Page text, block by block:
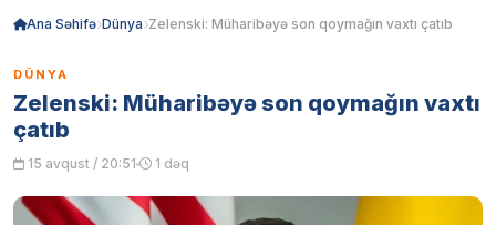
Ana Səhifə Dünya Zelenski: Müharibəyə son qoymağın vaxtı çatıb
DÜNYA
Zelenski: Müharibəyə son qoymağın vaxtı
çatıb
15 avqust / 20:51 1 dəq